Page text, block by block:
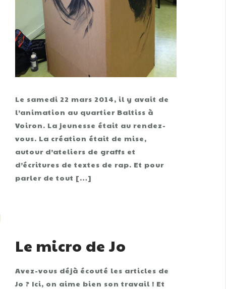
Le samedi 22 mars 2014, il y avait de
l’animation au quartier Baltiss à
Voiron. La jeunesse était au rendez-
vous. La création était de mise,
autour d’ateliers de graffs et
d’écritures de textes de rap. Et pour
parler de tout […]
Le micro de Jo
Avez-vous déjà écouté les articles de
Jo ? Ici, on aime bien son travail ! Et